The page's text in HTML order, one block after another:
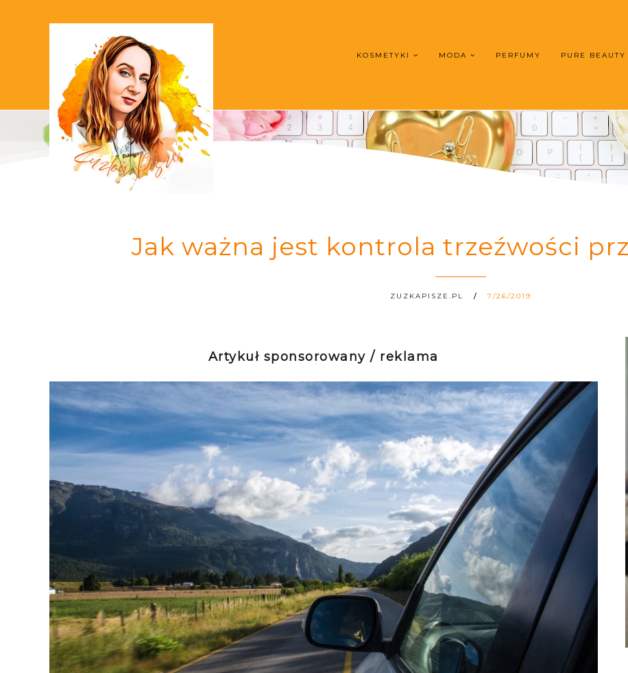
KOSMETYKI MODA PERFUMY PURE BEAUTY
Jak ważna jest kontrola trzeźwości
ZUZKAPISZE.PL 7/26/2019
Artykuł sponsorowany / reklama